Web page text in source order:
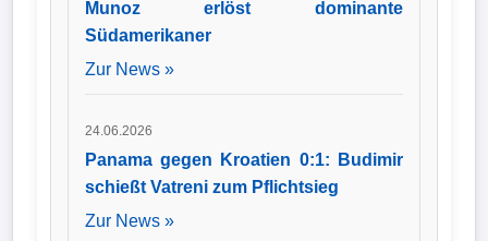
Munoz erlöst dominante
Südamerikaner
Zur News »
24.06.2026
Panama gegen Kroatien 0:1: Budimir
schießt Vatreni zum Pflichtsieg
Zur News »